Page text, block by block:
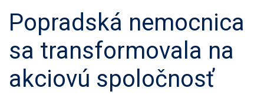
Popradská nemocnica
sa transformovala na
akciovú spoločnosť